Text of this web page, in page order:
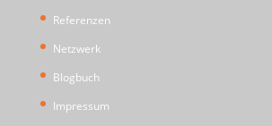
Referenzen
Netzwerk
Blogbuch
Impressum